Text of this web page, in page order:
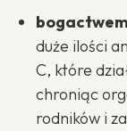
duże ilości
C, które
chroniąc
rodników i